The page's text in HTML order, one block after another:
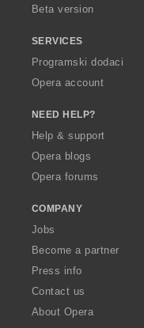
Beta version
SERVICES
Programski dodaci
Opera account
NEED HELP?
Help & support
Opera blogs
Opera forums
COMPANY
Jobs
Become a partner
Press info
Contact us
About Opera